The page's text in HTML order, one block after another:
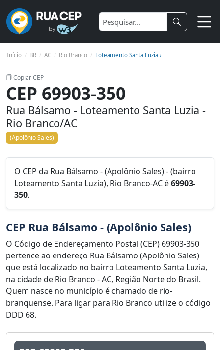
Início BR AC Rio Branco Loteamento Santa Luzia ›
Copiar CEP
CEP 69903-350
Rua Bálsamo - Loteamento Santa Luzia -
Rio Branco/AC
(Apolônio Sales)
O CEP da Rua Bálsamo - (Apolônio Sales) - (bairro
Loteamento Santa Luzia), Rio Branco-AC é69903-
350.
CEP Rua Bálsamo - (Apolônio Sales)
O Código de Endereçamento Postal (CEP) 69903-350
pertence ao endereço Rua Bálsamo (Apolônio Sales)
que está localizado no bairro Loteamento Santa Luzia,
na cidade de Rio Branco - AC, Região Norte do Brasil.
Quem nasce no município é chamado de rio-
branquense. Para ligar para Rio Branco utilize o código
DDD 68.